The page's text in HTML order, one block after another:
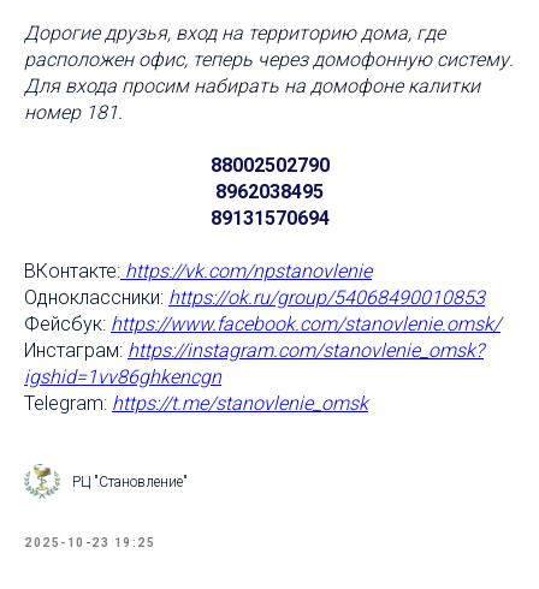
Дорогие друзья, вход на территорию дома, где
расположен офис, теперь через домофонную систему.
Для входа просим набирать на домофоне калитки
номер 181.
88002502790
8962038495
89131570694
ВКонтакте: https://vk.com/npstanovlenie
Одноклассники: https://ok.ru/group/54068490010853
Фейсбук: https://www.facebook.com/stanovlenie.omsk/
Инстаграм: https://instagram.com/stanovlenie_omsk?
igshid=1vv86ghkencgn
Telegram: https://t.me/stanovlenie_omsk
РЦ "Становление"
2025-10-23 19:25